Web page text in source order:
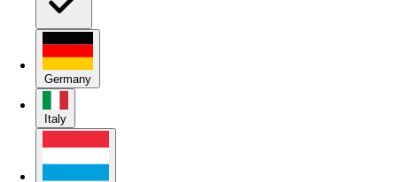
Germany
Italy